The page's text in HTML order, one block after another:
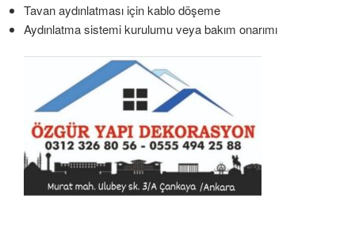
Tavan aydınlatması için kablo döşeme
Aydınlatma sistemi kurulumu veya bakım onarımı